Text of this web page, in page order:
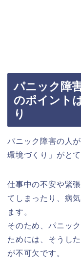
パニック障
のポイント
り
パニック障害の人
環境づくり」がとて
仕事中の不安や緊
てしまったり、病
ます。
そのため、パニッ
ためには、そうし
が不可欠です。